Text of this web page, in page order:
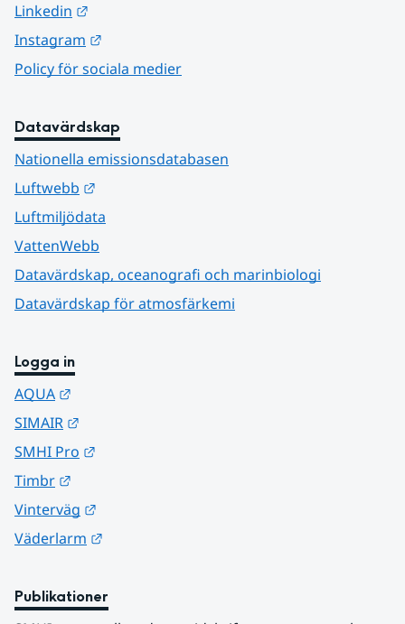
Linkedin
Instagram
Policy för sociala medier
Datavärdskap
Nationella emissionsdatabasen
Luftwebb
Luftmiljödata
VattenWebb
Datavärdskap, oceanografi och marinbiologi
Datavärdskap för atmosfärkemi
Logga in
AQUA
SIMAIR
SMHI Pro
Timbr
Vinterväg
Väderlarm
Publikationer